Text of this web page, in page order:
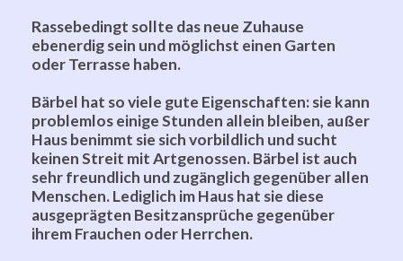
Rassebedingt sollte das neue Zuhause
ebenerdig sein und möglichst einen Garten
oder Terrasse haben.
Bärbel hat so viele gute Eigenschaften: sie kann
problemlos einige Stunden allein bleiben, außer
Haus benimmt sie sichvorbildlich und sucht
keinen Streit mit Artgenossen. Bärbel ist auch
sehr freundlich und zugänglich gegenüber allen
Menschen.Lediglich im Haus hat sie diese
ausgeprägten Besitzansprüche gegenüber
ihrem Frauchen oder Herrchen.